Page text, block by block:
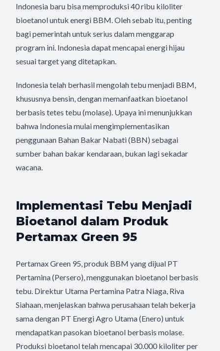
Indonesia baru bisa memproduksi 40 ribu kiloliter
bioetanol untuk energi BBM. Oleh sebab itu, penting
bagi pemerintah untuk serius dalam menggarap
program ini. Indonesia dapat mencapai energi hijau
sesuai target yang ditetapkan.
Indonesia telah berhasil mengolah tebu menjadi BBM,
khususnya bensin, dengan memanfaatkan bioetanol
berbasis tetes tebu (molase). Upaya ini menunjukkan
bahwa Indonesia mulai mengimplementasikan
penggunaan Bahan Bakar Nabati (BBN) sebagai
sumber bahan bakar kendaraan, bukan lagi sekadar
wacana.
Implementasi Tebu Menjadi
Bioetanol dalam Produk
Pertamax Green 95
Pertamax Green 95, produk BBM yang dijual PT
Pertamina (Persero), menggunakan bioetanol berbasis
tebu. Direktur Utama Pertamina Patra Niaga, Riva
Siahaan, menjelaskan bahwa perusahaan telah bekerja
sama dengan PT Energi Agro Utama (Enero) untuk
mendapatkan pasokan bioetanol berbasis molase.
Produksi bioetanol telah mencapai 30.000 kiloliter per